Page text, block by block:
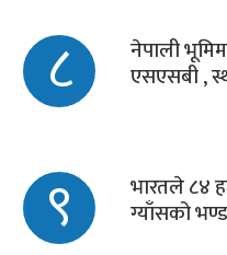
८ नेपाली
एसएसबी ,
९ भारतले ८४
ग्याँसको